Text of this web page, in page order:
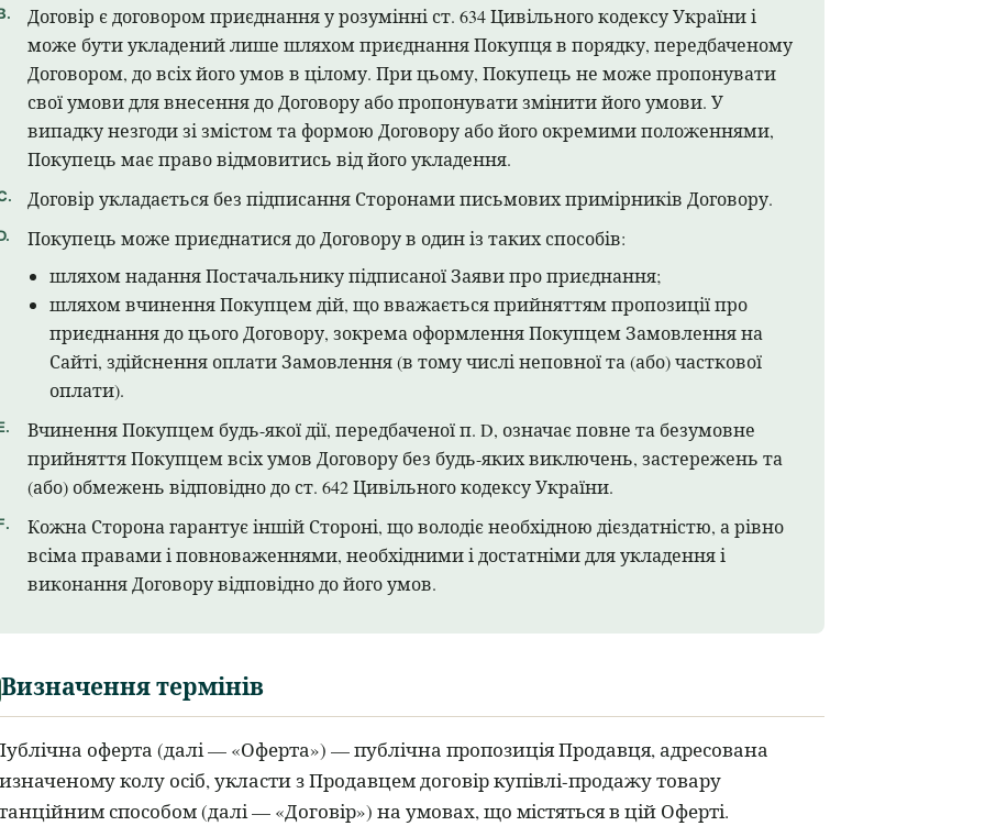
Договір є договором приєднання у розумінні ст. 634 Цивільного кодексу України і
може бути укладений лише шляхом приєднання Покупця в порядку, передбаченому
Договором, до всіх його умов в цілому. При цьому, Покупець не може пропонувати
свої умови для внесення до Договору або пропонувати змінити його умови. У
випадку незгоди зі змістом та формою Договору або його окремими положеннями,
Покупець має право відмовитись від його укладення.
Договір укладається без підписання Сторонами письмових примірників Договору.
Покупець може приєднатися до Договору в один із таких способів:
шляхом надання Постачальнику підписаної Заяви про приєднання;
шляхом вчинення Покупцем дій, що вважається прийняттям пропозиції про
приєднання до цього Договору, зокрема оформлення Покупцем Замовлення на
Сайті, здійснення оплати Замовлення (в тому числі неповної та (або) часткової
оплати).
Вчинення Покупцем будь-якої дії, передбаченої п. D, означає повне та безумовне
прийняття Покупцем всіх умов Договору без будь-яких виключень, застережень та
(або) обмежень відповідно до ст. 642 Цивільного кодексу України.
Кожна Сторона гарантує іншій Стороні, що володіє необхідною дієздатністю, а рівно
всіма правами і повноваженнями, необхідними і достатніми для укладення і
виконання Договору відповідно до його умов.
Визначення термінів
оферта (далі — «Оферта») — публічна пропозиція Продавця, адресована
колу осіб, укласти з Продавцем договір купівлі-продажу товару
способом (далі — «Договір») на умовах, що містяться в цій Оферті.